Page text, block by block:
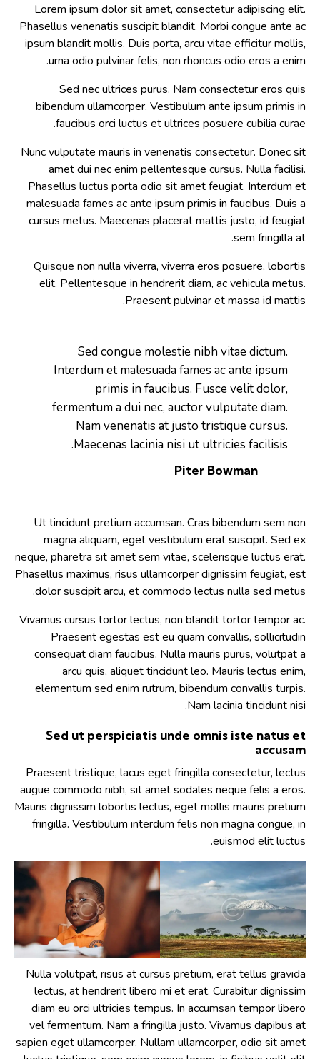
Lorem ipsum dolor sit amet, consectetur adipiscing elit.
Phasellus venenatis suscipit blandit. Morbi congue ante ac
ipsum blandit mollis. Duis porta, arcu vitae efficitur mollis,
urna odio pulvinar felis, non rhoncus odio eros a enim.
Sed nec ultrices purus. Nam consectetur eros quis
bibendum ullamcorper. Vestibulum ante ipsum primis in
faucibus orci luctus et ultrices posuere cubilia curae.
Nunc vulputate mauris in venenatis consectetur. Donec sit
amet dui nec enim pellentesque cursus. Nulla facilisi.
Phasellus luctus porta odio sit amet feugiat. Interdum et
malesuada fames ac ante ipsum primis in faucibus. Duis a
cursus metus. Maecenas placerat mattis justo, id feugiat
sem fringilla at.
Quisque non nulla viverra, viverra eros posuere, lobortis
elit. Pellentesque in hendrerit diam, ac vehicula metus.
Praesent pulvinar et massa id mattis.
Sed congue molestie nibh vitae dictum.
Interdum et malesuada fames ac ante ipsum
primis in faucibus. Fusce velit dolor,
fermentum a dui nec, auctor vulputate diam.
Nam venenatis at justo tristique cursus.
Maecenas lacinia nisi ut ultricies facilisis.
Piter Bowman
Ut tincidunt pretium accumsan. Cras bibendum sem non
magna aliquam, eget vestibulum erat suscipit. Sed ex
neque, pharetra sit amet sem vitae, scelerisque luctus erat.
Phasellus maximus, risus ullamcorper dignissim feugiat, est
dolor suscipit arcu, et commodo lectus nulla sed metus.
Vivamus cursus tortor lectus, non blandit tortor tempor ac.
Praesent egestas est eu quam convallis, sollicitudin
consequat diam faucibus. Nulla mauris purus, volutpat a
arcu quis, aliquet tincidunt leo. Mauris lectus enim,
elementum sed enim rutrum, bibendum convallis turpis.
Nam lacinia tincidunt nisi.
Sed ut perspiciatis unde omnis iste natus et
accusam
Praesent tristique, lacus eget fringilla consectetur, lectus
augue commodo nibh, sit amet sodales neque felis a eros.
Mauris dignissim lobortis lectus, eget mollis mauris pretium
fringilla. Vestibulum interdum felis non magna congue, in
euismod elit luctus.
Nulla volutpat, risus at cursus pretium, erat tellus gravida
lectus, at hendrerit libero mi et erat. Curabitur dignissim
diam eu orci ultricies tempus. In accumsan tempor libero
vel fermentum. Nam a fringilla justo. Vivamus dapibus at
sapien eget ullamcorper. Nullam ullamcorper, odio sit amet